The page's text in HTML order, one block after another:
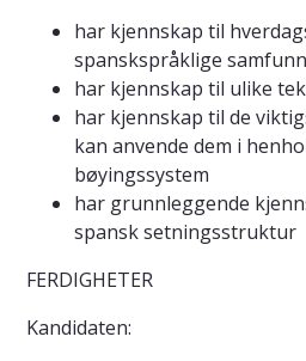
har kjennskap til
spanskspråklige
har kjennskap til ulike
har kjennskap til de
kan anvende dem i
bøyingssystem
har grunnleggende
spansk setningsstruktur
FERDIGHETER
Kandidaten: